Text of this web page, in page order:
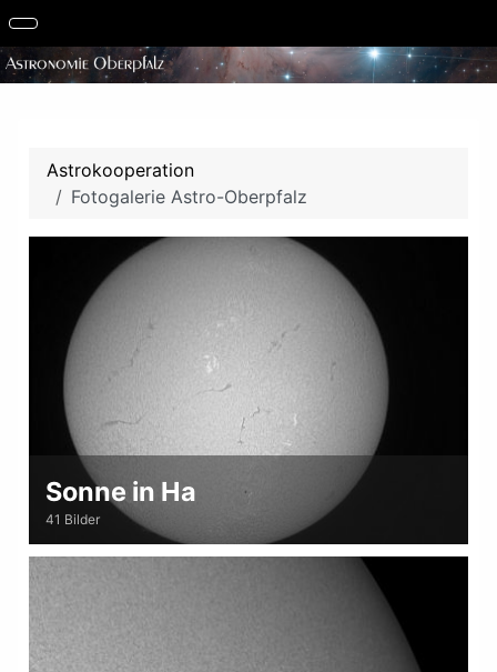
Astrokooperation
Fotogalerie Astro-Oberpfalz
Sonne in Ha
41 Bilder